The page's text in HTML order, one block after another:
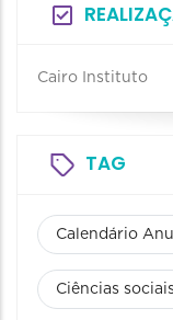
Cairo Instituto
TAG
Calendário
Ciências